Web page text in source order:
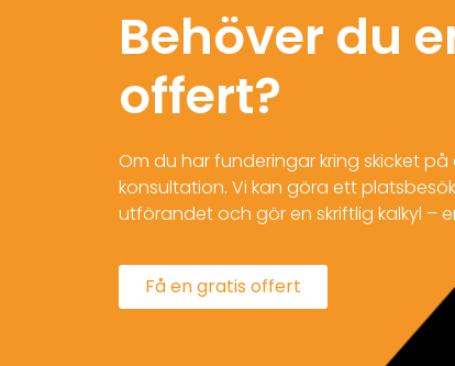
Behöver du
offert?
Om du har funderingar kring skicket
konsultation. Vi kan göra ett
utförandet och gör en skriftlig kalkyl –
Få en gratis offert